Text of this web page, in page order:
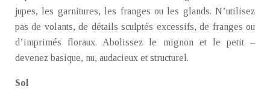
jupes, les garnitures, les franges ou les glands. N’utilisez
pas de volants, de détails sculptés excessifs, de franges ou
d’imprimés floraux. Abolissez le mignon et le petit –
devenez basique, nu, audacieux et structurel.
Sol